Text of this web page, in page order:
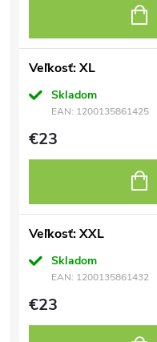
Veľkosť: XL
Skladom
EAN: 1200135861425
€23
Veľkosť: XXL
Skladom
EAN: 1200135861432
€23